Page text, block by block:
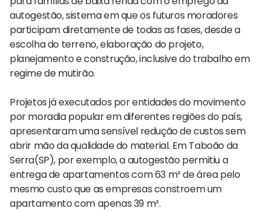
autogestão, sistema em que os futuros moradores
participam diretamente de todas as fases, desde a
escolha do terreno, elaboração do projeto,
planejamento e construção, inclusive do trabalho em
regime de mutirão.
Projetos já executados por entidades do movimento
por moradia popular em diferentes regiões do país,
apresentaram uma sensível redução de custos sem
abrir mão da qualidade do material. Em Taboão da
Serra(SP), por exemplo, a autogestão permitiu a
entrega de apartamentos com 63 m² de área pelo
mesmo custo que as empresas constroem um
apartamento com apenas 39 m².